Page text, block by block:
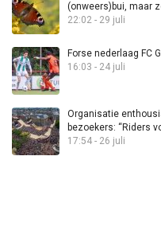
(onweers)bui, maar
22:02 - 29 juli
Forse nederlaag FC
16:03 - 24 juli
Organisatie
bezoekers: “Riders
17:54 - 26 juli